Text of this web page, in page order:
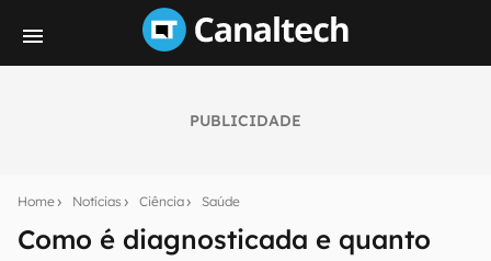
PUBLICIDADE
Home Notícias Ciência Saúde
Como é diagnosticada e quanto
notícias e reviews sobre tecnologia em primeira